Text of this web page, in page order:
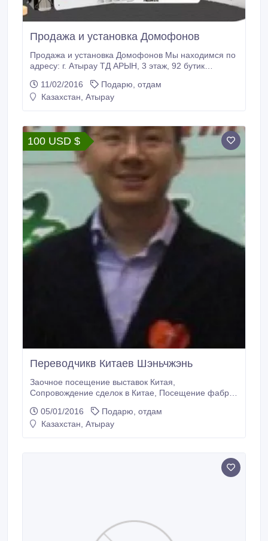
Продажа и установка Домофонов
Продажа и установка Домофонов Мы находимся по
адресу: г. Атырау ТД АРЫН, 3 этаж, 92 бутик
11/02/2016
Подарю, отдам
Казахстан, Атырау
100 USD $
Переводчикв Китаев Шэньчжэнь
Заочное посещение выставок Китая,
Сопровождение сделок в Китае, Посещение фабрик
Проверка производителя в Китае, Контроль загрузки
товара, Контейнерная доставка из Китая, Доставка
05/01/2016
Подарю, отдам
Казахстан, Атырау